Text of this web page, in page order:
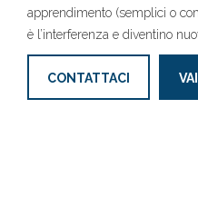
apprendimento (semplici o
è l’interferenza e diventino
CONTATTACI